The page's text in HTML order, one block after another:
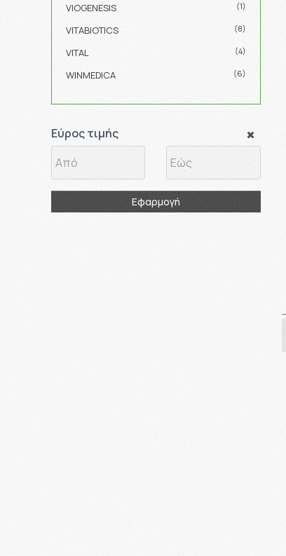
VIOGENESIS (1)
VITABIOTICS (8)
VITAL (4)
WINMEDICA (6)
Εύρος τιμής
Εφαρμογή